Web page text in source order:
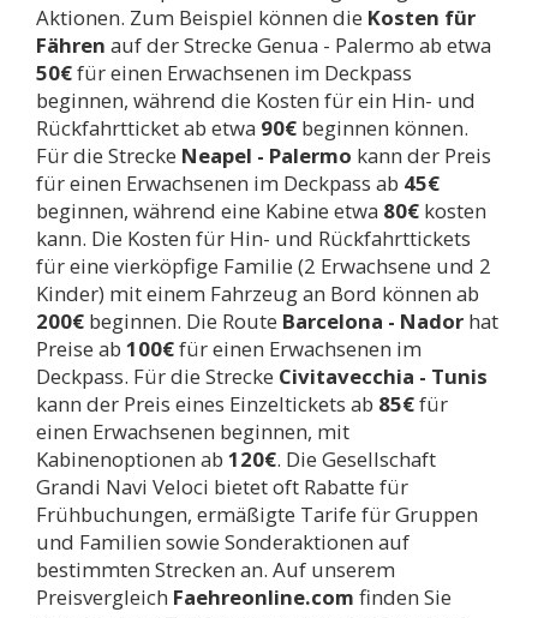
Aktionen. Zum Beispiel können die Kosten für
Fähren auf der Strecke Genua - Palermo ab etwa
50€für einen Erwachsenen im Deckpass
beginnen, während die Kosten für ein Hin- und
Rückfahrtticket ab etwa 90€ beginnen können.
Für die Strecke Neapel - Palermo kann der Preis
für einen Erwachsenen im Deckpass ab 45€
beginnen, während eine Kabine etwa 80€ kosten
kann. Die Kosten für Hin- und Rückfahrttickets
für eine vierköpfige Familie (2 Erwachsene und 2
Kinder) mit einem Fahrzeug an Bord können ab
200€ beginnen. Die Route Barcelona - Nador hat
Preise ab 100€für einen Erwachsenen im
Deckpass. Für die Strecke Civitavecchia - Tunis
kann der Preis eines Einzeltickets ab 85€für
einen Erwachsenen beginnen, mit
Kabinenoptionen ab 120€. Die Gesellschaft
Grandi Navi Veloci bietet oft Rabatte für
Frühbuchungen, ermäßigte Tarife für Gruppen
und Familien sowie Sonderaktionen auf
bestimmten Strecken an. Auf unserem
Preisvergleich Faehreonline.com finden Sie